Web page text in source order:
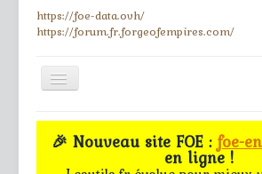
https://foe-data.ovh/
https://forum.fr.forgeofempires.com/
Toggle
Navigation
Accueil
🎉 Nouveau site FOE :foe-
en ligne !